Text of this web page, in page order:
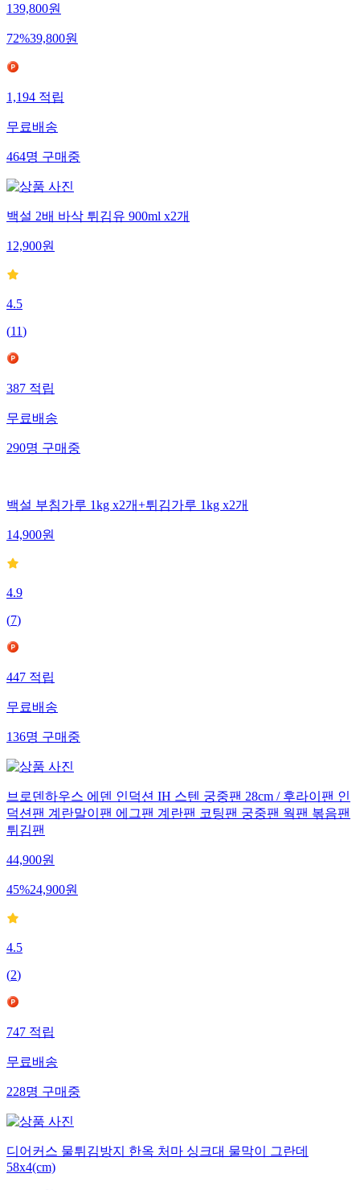
139,800원
72%39,800원
1,194적립
무료배송
464명구매중
백설 2배 바삭 튀김유 900ml x2개
12,900원
4.5
(11)
387적립
무료배송
290명구매중
백설 부침가루 1kg x2개+튀김가루 1kg x2개
14,900원
4.9
(7)
447적립
무료배송
136명구매중
브로덴하우스 에덴 인덕션 IH 스텐 궁중팬 28cm / 후라이팬 인
덕션팬 계란말이팬 에그팬 계란팬 코팅팬 궁중팬 웍팬 볶음팬
튀김팬
44,900원
45%24,900원
4.5
(2)
747적립
무료배송
228명구매중
디어커스 물튀김방지 한옥 처마 싱크대 물막이 그란데
58x4(cm)